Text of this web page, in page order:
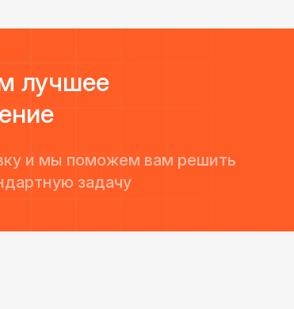
лучшее
и мы поможем вам решить
задачу